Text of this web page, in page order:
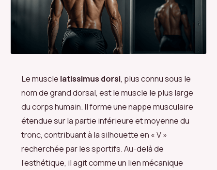
Le muscle latissimus dorsi, plus connu sous le
nom de grand dorsal, est le muscle le plus large
du corps humain. Il forme une nappe musculaire
étendue sur la partie inférieure et moyenne du
tronc, contribuant à la silhouette en « V »
recherchée par les sportifs. Au-delà de
l’esthétique, il agit comme un lien mécanique